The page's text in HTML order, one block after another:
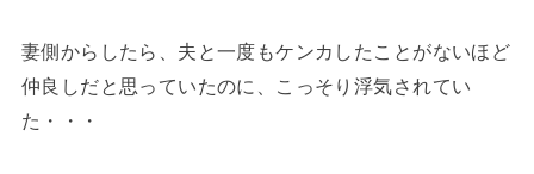
妻側からしたら、夫と一度もケンカしたことがないほど
仲良しだと思っていたのに、こっそり浮気されてい
た・・・